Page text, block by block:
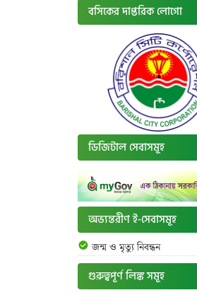
বসিকের দাপ্তরিক লোগো
ডিজিটাল সেবাসমূহ
অভ্যন্তরীণ ই-সেবাসমূহ
জন্ম ও মৃত্যু নিবন্ধন
গুরুত্বপূর্ণ লিঙ্ক সমূহ